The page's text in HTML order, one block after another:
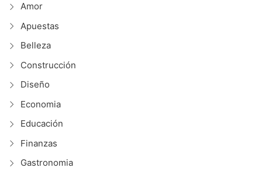
t
i
o
n
Amor
Apuestas
Belleza
Construcción
Diseño
Economia
Educación
Finanzas
Gastronomia